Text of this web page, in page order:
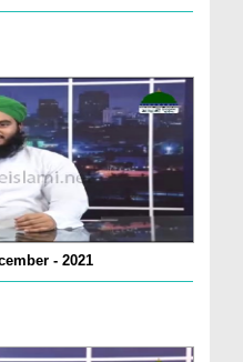
- 2021